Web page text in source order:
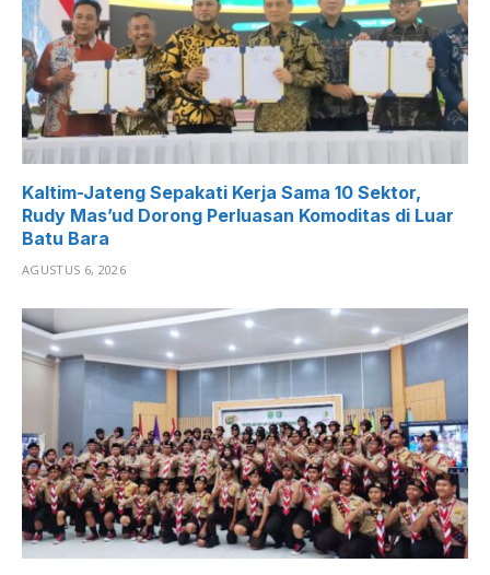
Kaltim-Jateng Sepakati Kerja Sama 10 Sektor,
Rudy Mas’ud Dorong Perluasan Komoditas di Luar
Batu Bara
AGUSTUS 6, 2026